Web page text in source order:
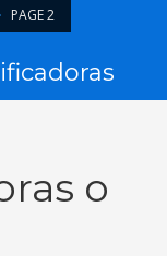
PAGE 2
o